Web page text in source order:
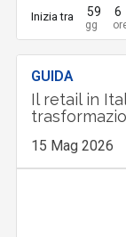
Inizia tra 59 6
GUIDA
Il retail in
15 Mag 2026